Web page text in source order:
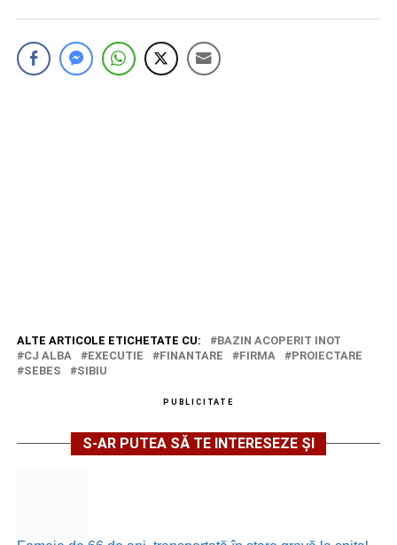
ALTE ARTICOLE ETICHETATE CU:
BAZIN ACOPERIT INOT
CJ ALBA
EXECUTIE FINANTARE FIRMA
PROIECTARE
SEBES
SIBIU
PUBLICITATE
S-AR PUTEA SĂ TE INTERESEZE ȘI